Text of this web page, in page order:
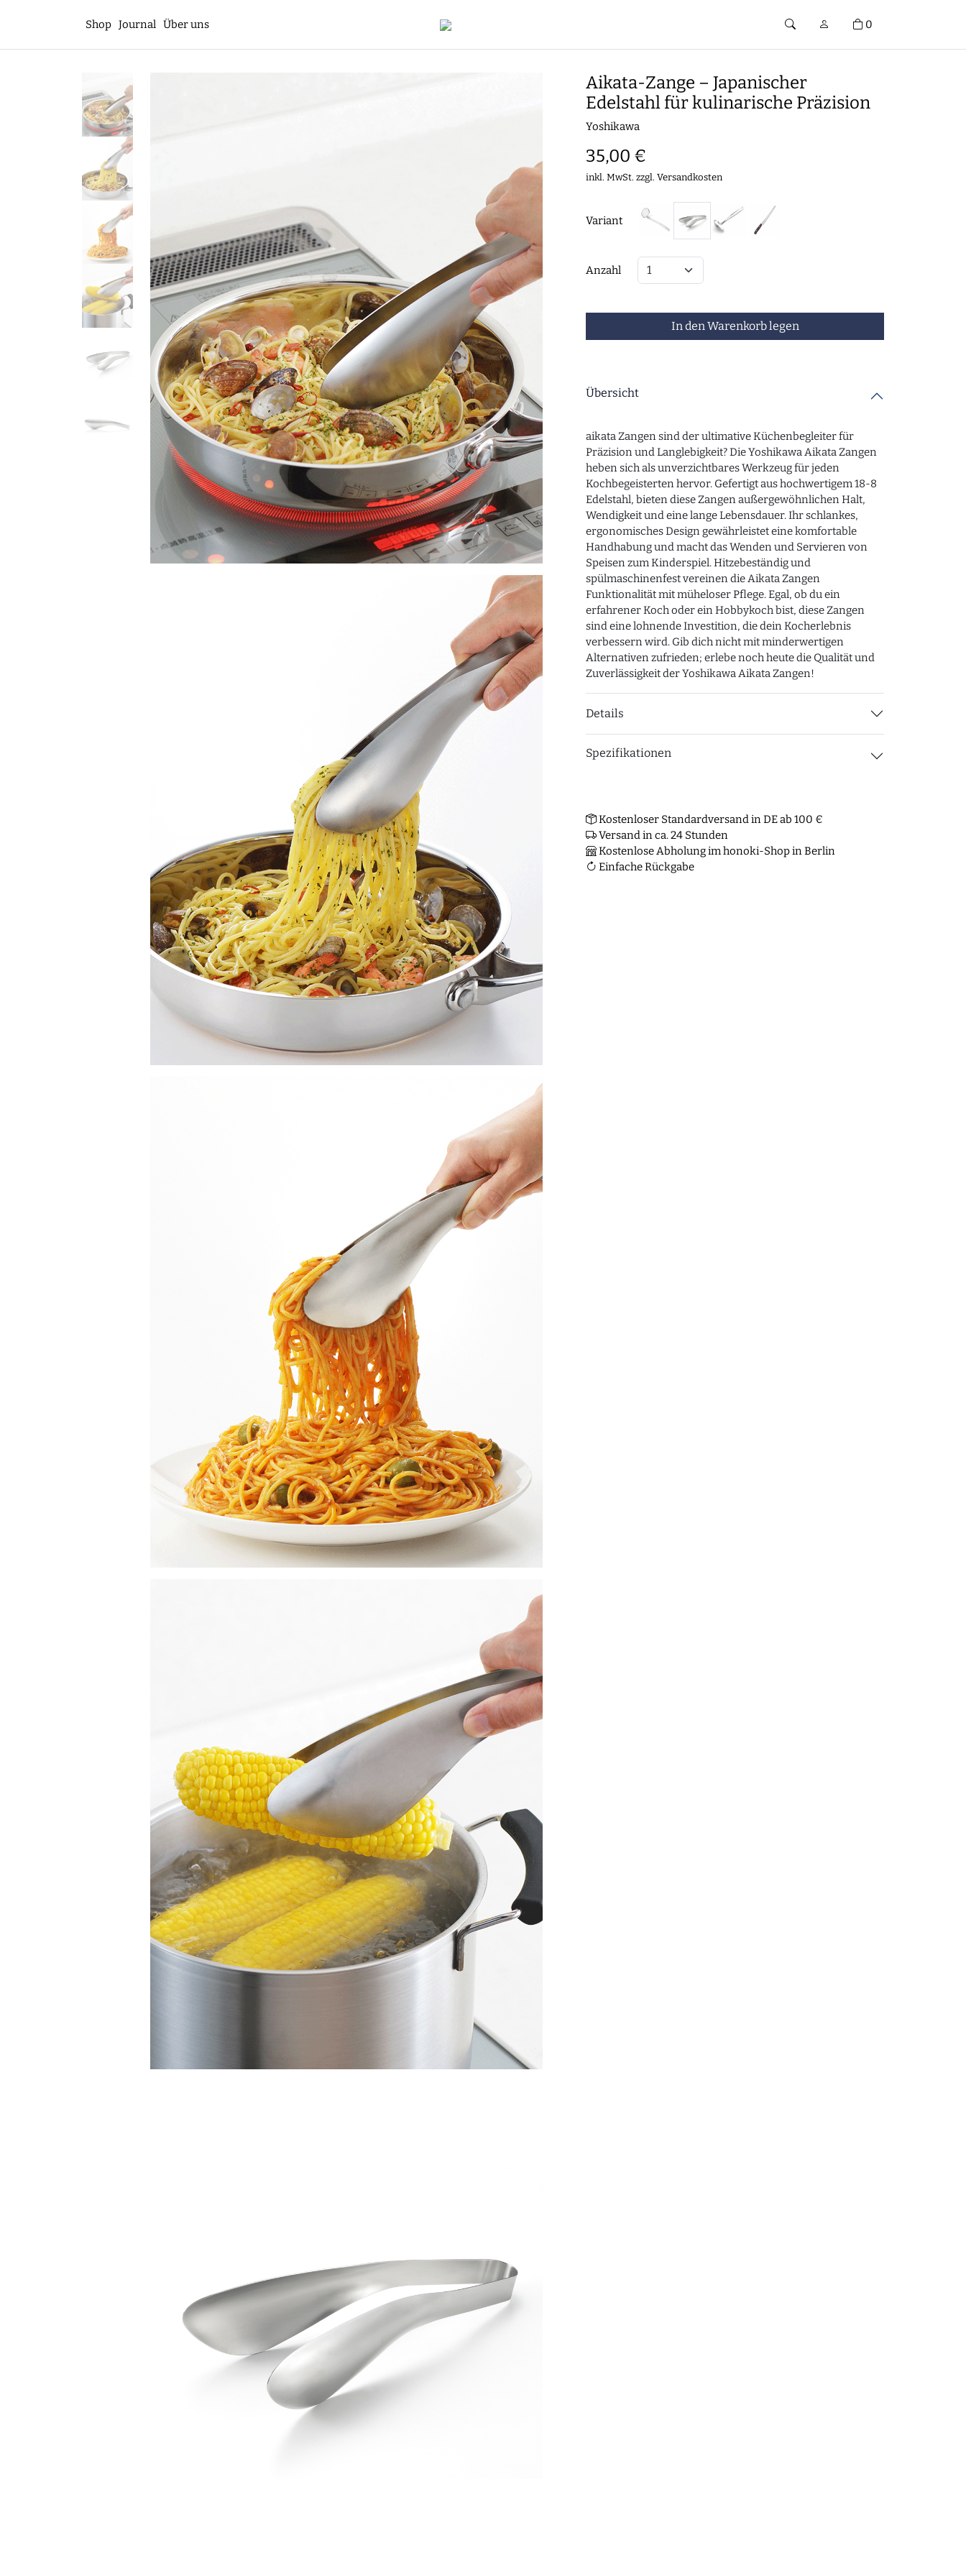
Shop Journal Über uns 0
Aikata-Zange – Japanischer
Edelstahl für kulinarische Präzision
Yoshikawa
35,00 €
inkl. MwSt. zzgl. Versandkosten
Variant
Anzahl
In den Warenkorb legen
Übersicht
aikata Zangen sind der ultimative Küchenbegleiter für
Präzision und Langlebigkeit? Die Yoshikawa Aikata Zangen
heben sich als unverzichtbares Werkzeug für jeden
Kochbegeisterten hervor. Gefertigt aus hochwertigem 18-8
Edelstahl, bieten diese Zangen außergewöhnlichen Halt,
Wendigkeit und eine lange Lebensdauer. Ihr schlankes,
ergonomisches Design gewährleistet eine komfortable
Handhabung und macht das Wenden und Servieren von
Speisen zum Kinderspiel. Hitzebeständig und
spülmaschinenfest vereinen die Aikata Zangen
Funktionalität mit müheloser Pflege. Egal, ob du ein
erfahrener Koch oder ein Hobbykoch bist, diese Zangen
sind eine lohnende Investition, die dein Kocherlebnis
verbessern wird. Gib dich nicht mit minderwertigen
Alternativen zufrieden; erlebe noch heute die Qualität und
Zuverlässigkeit der Yoshikawa Aikata Zangen!
Details
Spezifikationen
Kostenloser Standardversand in DE ab 100 €
Versand in ca. 24 Stunden
Kostenlose Abholung im honoki-Shop in Berlin
Einfache Rückgabe